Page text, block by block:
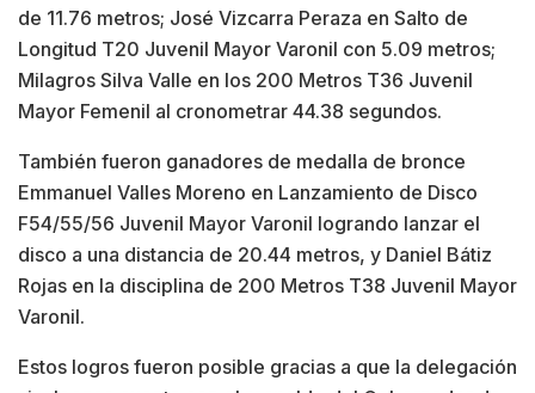
de 11.76 metros; José Vizcarra Peraza en Salto de
Longitud T20 Juvenil Mayor Varonil con 5.09 metros;
Milagros Silva Valle en los 200 Metros T36 Juvenil
Mayor Femenil al cronometrar 44.38 segundos.
También fueron ganadores de medalla de bronce
Emmanuel Valles Moreno en Lanzamiento de Disco
F54/55/56 Juvenil Mayor Varonil logrando lanzar el
disco a una distancia de 20.44 metros, y Daniel Bátiz
Rojas en la disciplina de 200 Metros T38 Juvenil Mayor
Varonil.
Estos logros fueron posible gracias a que la delegación